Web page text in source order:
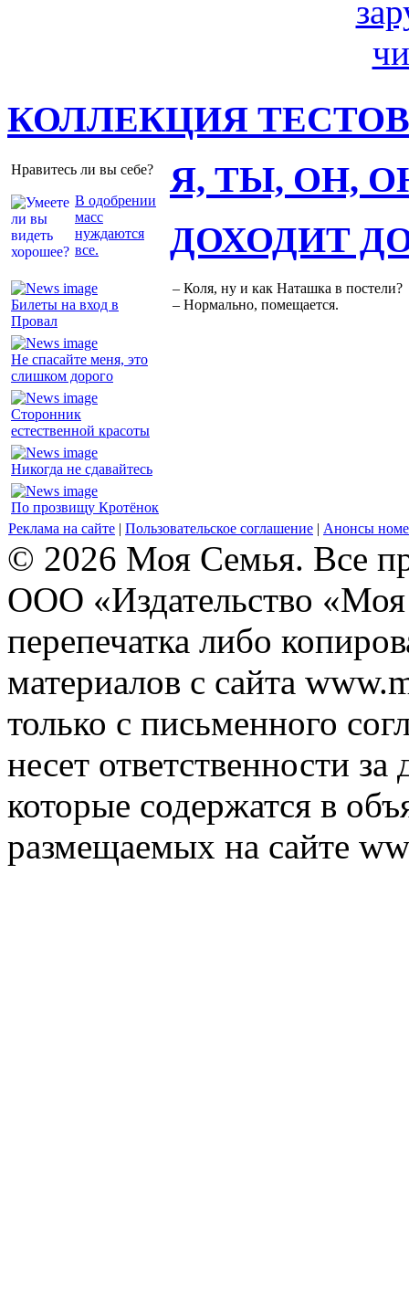
КОЛЛЕКЦИЯ ТЕСТОВ
Нравитесь ли вы себе?
В одобрении
масс
нуждаются
все.
Я, ТЫ, ОН,
Билеты на вход в
Провал
Не спасайте меня, это
слишком дорого
Сторонник
естественной красоты
Никогда не сдавайтесь
По прозвищу Кротёнок
ДОХОДИТ
– Коля, ну и как Наташка в постели?
– Нормально, помещается.
Реклама на сайте | Пользовательское соглашение | Анонсы
© 2026 Моя Семья. Все
ООО «Издательство
перепечатка либо
материалов с сайта
только с письменного
несет ответственности
которые содержатся в
размещаемых на сайте